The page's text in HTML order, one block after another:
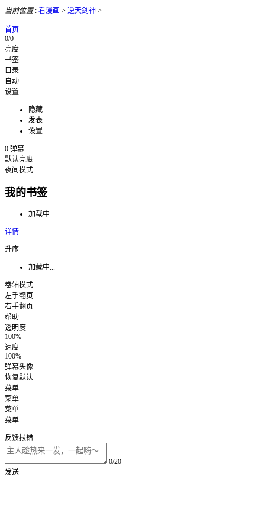
当前位置: 看漫画 > 逆天剑神 >
首页
0/0
亮度
书签
目录
自动
设置
隐藏
发表
设置
0 弹幕
默认亮度
夜间模式
我的书签
加载中...
详情
升序
加载中...
卷轴模式
左手翻页
右手翻页
帮助
透明度
100%
速度
100%
弹幕头像
恢复默认
菜单
菜单
菜单
菜单
反馈报错
0/20
发送